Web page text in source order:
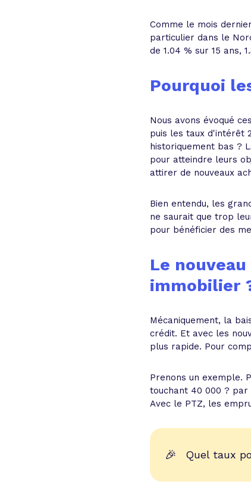
Comme le mois
particulier dans le
de 1.04 % sur 15 ans,
Pourquoi
Nous avons évoqué
puis les taux d'intérêt
historiquement bas ?
pour atteindre leurs
attirer de nouveaux
Bien entendu, les
ne saurait que trop
pour bénéficier des
Le
immobilier
Mécaniquement, la
crédit. Et avec les
plus rapide. Pour
Prenons un exemple.
touchant 40 000 ? par
Avec le PTZ, les
🎉 Quel taux